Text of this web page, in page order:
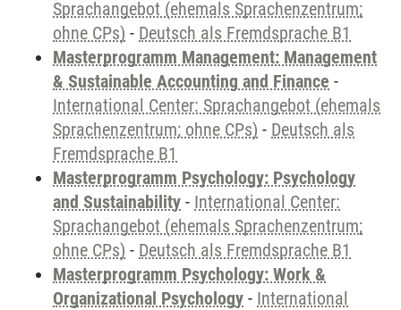
Sprachangebot (ehemals Sprachenzentrum;
ohne CPs) - Deutsch als Fremdsprache B1
Masterprogramm Management: Management
& Sustainable Accounting and Finance -
International Center: Sprachangebot (ehemals
Sprachenzentrum; ohne CPs) - Deutsch als
Fremdsprache B1
Masterprogramm Psychology: Psychology
and Sustainability - International Center:
Sprachangebot (ehemals Sprachenzentrum;
ohne CPs) - Deutsch als Fremdsprache B1
Masterprogramm Psychology: Work &
Organizational Psychology - International